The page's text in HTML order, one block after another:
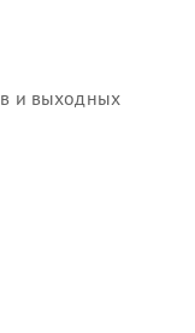
и выходных